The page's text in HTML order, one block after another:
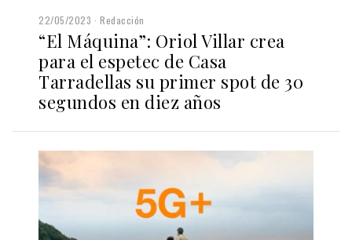
22/05/2023 Redacción
“El Máquina”: Oriol Villar crea
para el espetec de Casa
Tarradellas su primer spot de 30
segundos en diez años